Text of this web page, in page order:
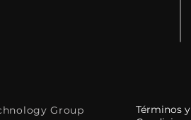
Group
Términos y